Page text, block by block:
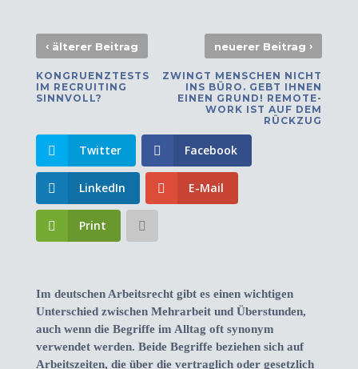
‹älterer Beitrag
KONGRUENZTESTS
IM RECRUITING
SINNVOLL?
neuerer Beitrag›
ZWINGT MENSCHEN NICHT
INS BÜRO. GEBT IHNEN
EINEN GRUND! REMOTE-
WORK IST AUF DEM
RÜCKZUG
Twitter Facebook
LinkedIn E-Mail
Print
Im deutschen Arbeitsrecht gibt es einen wichtigen
Unterschied zwischen Mehrarbeit und Überstunden,
auch wenn die Begriffe im Alltag oft synonym
verwendet werden. Beide Begriffe beziehen sich auf
Arbeitszeiten, die über die vertraglich oder gesetzlich